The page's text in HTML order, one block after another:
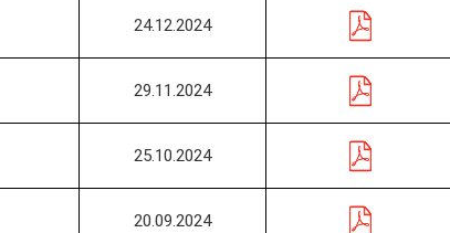
24.12.2024
29.11.2024
25.10.2024
20.09.2024